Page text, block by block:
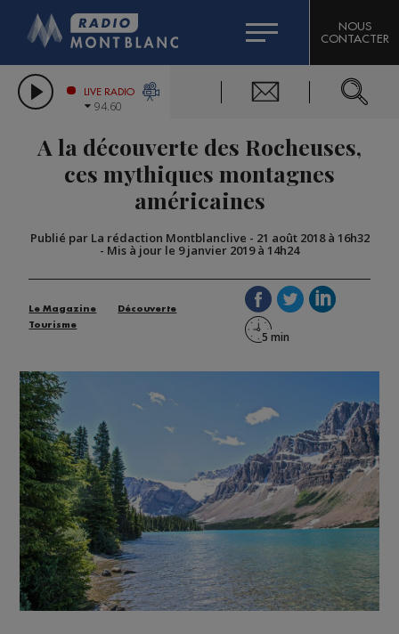
LES CHRONIQUES DE L'EXPERT
CITIZEN MACHINERY
GRAND MASSIF DOMAINES SKIABLES
BIGARD
COMPAGNIE DU MONT-BLANC
NOUS
CONTACTER
LIVE RADIO
94.60
A la découverte des Rocheuses,
ces mythiques montagnes
américaines
Publié par La rédaction Montblanclive - 21 août 2018 à 16h32
- Mis à jour le 9 janvier 2019 à 14h24
Le Magazine
Découverte
Tourisme